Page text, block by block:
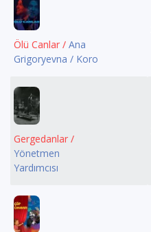
Ölü Canlar / Ana
Grigoryevna / Koro
Gergedanlar /
Yönetmen
Yardımcısı